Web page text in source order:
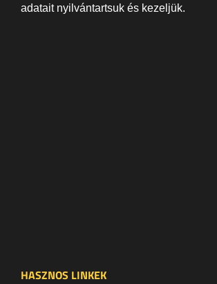
adatait nyilvántartsuk és kezeljük.
HASZNOS LINKEK